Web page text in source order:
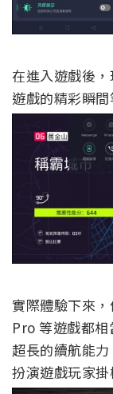
在進入遊戲後
遊戲的精彩瞬間
實際體驗下來
Pro 等遊戲都
超長的續航能
扮演遊戲玩家掛